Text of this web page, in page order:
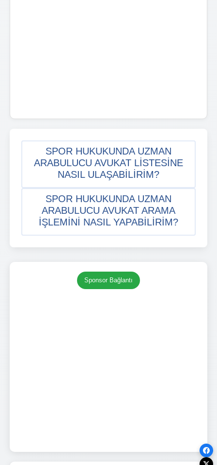
SPOR HUKUKUNDA UZMAN
ARABULUCU AVUKAT LISTESINE
NASIL ULAŞABILIRIM?
SPOR HUKUKUNDA UZMAN
ARABULUCU AVUKAT ARAMA
IŞLEMINI NASIL YAPABILIRIM?
Sponsor Bağlantı